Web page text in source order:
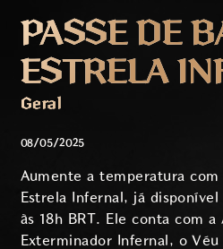
PASSE DE
ESTRELA
Geral
08/05/2025
Aumente a temperatura com
Estrela Infernal, já
às 18h BRT. Ele conta com a
Exterminador Infernal, o